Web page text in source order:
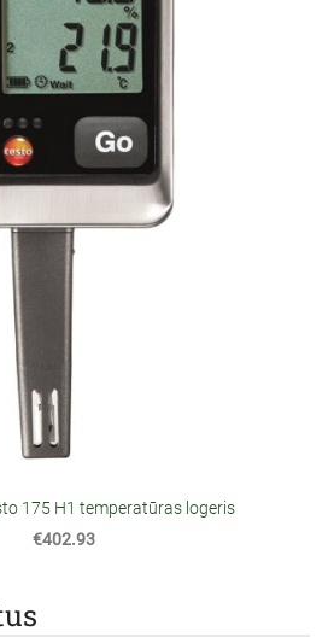
175 H1 temperatūras logeris
€402.93